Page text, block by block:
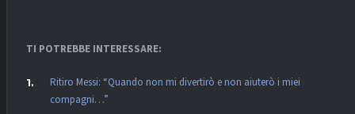
TI POTREBBE INTERESSARE:
Ritiro Messi: “Quando non mi divertirò e non aiuterò i miei
compagni…”